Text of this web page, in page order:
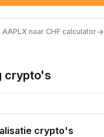
AAPLX naar CHF calculator→
crypto's
crypto's